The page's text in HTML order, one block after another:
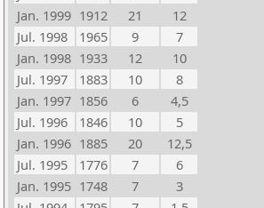
Jan. 1999 1912 21
12
Jul. 1998
1965 9
7
Jan. 1998 1933 12
10
Jul. 1997
1883 10
8
Jan. 1997 1856 6
4,5
Jul. 1996
1846 10
5
Jan. 1996 1885 20
12,5
Jul. 1995
1776 7
6
Jan. 1995 1748 7
3